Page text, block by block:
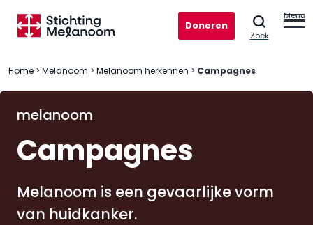
Doneren
Zoek
Menu
Home > Melanoom > Melanoom herkennen > Campagnes
melanoom
Campagnes
Melanoom is een gevaarlijke vorm
van huidkanker.